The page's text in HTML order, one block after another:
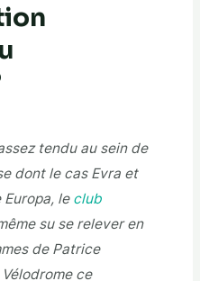
tendu au sein de
dont le cas Evra et
le club
su se relever en
de Patrice
ce